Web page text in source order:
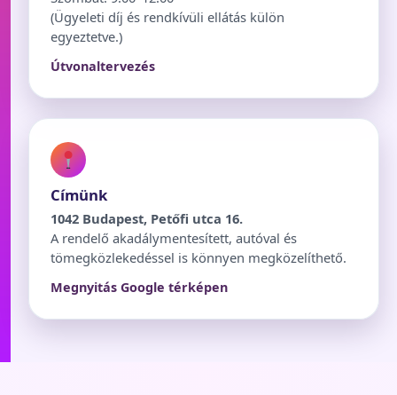
(Ügyeleti díj és rendkívüli ellátás külön
egyeztetve.)
Útvonaltervezés
Címünk
1042 Budapest, Petőfi utca 16.
A rendelő akadálymentesített, autóval és
tömegközlekedéssel is könnyen megközelíthető.
Megnyitás Google térképen